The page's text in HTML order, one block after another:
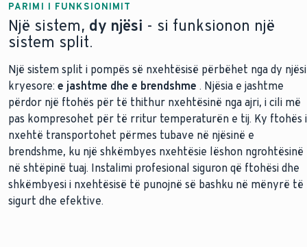
PARIMI I FUNKSIONIMIT
Një sistem, dy njësi - si funksionon një
sistem split.
Një sistem split i pompës së nxehtësisë përbëhet nga dy njësi
kryesore: e jashtme dhe e brendshme . Njësia e jashtme
përdor një ftohës për të thithur nxehtësinë nga ajri, i cili më
pas kompresohet për të rritur temperaturën e tij. Ky ftohës i
nxehtë transportohet përmes tubave në njësinë e
brendshme, ku një shkëmbyes nxehtësie lëshon ngrohtësinë
në shtëpinë tuaj. Instalimi profesional siguron që ftohësi dhe
shkëmbyesi i nxehtësisë të punojnë së bashku në mënyrë të
sigurt dhe efektive.